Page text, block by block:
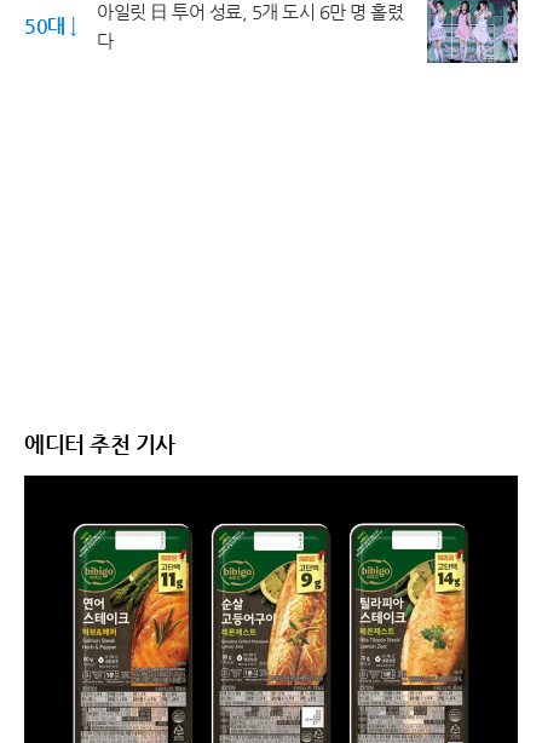
50대 ↓
아일릿 日 투어 성료, 5개 도시 6만 명 홀렸
다
에디터 추천 기사